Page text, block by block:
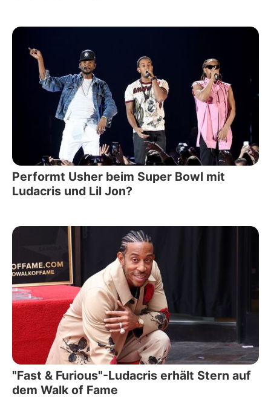
Performt Usher beim Super Bowl mit
Ludacris und Lil Jon?
"Fast & Furious"-Ludacris erhält Stern auf
dem Walk of Fame